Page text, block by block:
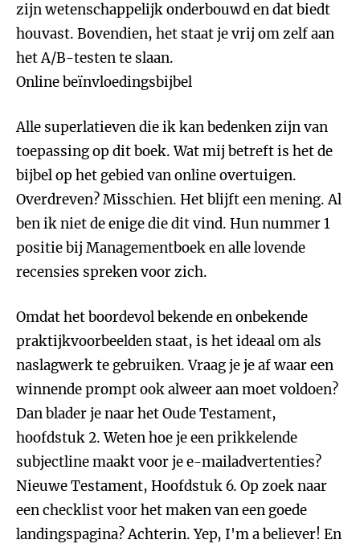
zijn wetenschappelijk onderbouwd en dat biedt
houvast. Bovendien, het staat je vrij om zelf aan
het A/B-testen te slaan.
Online beïnvloedingsbijbel
Alle superlatieven die ik kan bedenken zijn van
toepassing op dit boek. Wat mij betreft is het de
bijbel op het gebied van online overtuigen.
Overdreven? Misschien. Het blijft een mening. Al
ben ik niet de enige die dit vind. Hun nummer 1
positie bij Managementboek en alle lovende
recensies spreken voor zich.
Omdat het boordevol bekende en onbekende
praktijkvoorbeelden staat, is het ideaal om als
naslagwerk te gebruiken. Vraag je je af waar een
winnende prompt ook alweer aan moet voldoen?
Dan blader je naar het Oude Testament,
hoofdstuk 2. Weten hoe je een prikkelende
subjectline maakt voor je e-mailadvertenties?
Nieuwe Testament, Hoofdstuk 6. Op zoek naar
een checklist voor het maken van een goede
landingspagina? Achterin. Yep, I'm a believer! En